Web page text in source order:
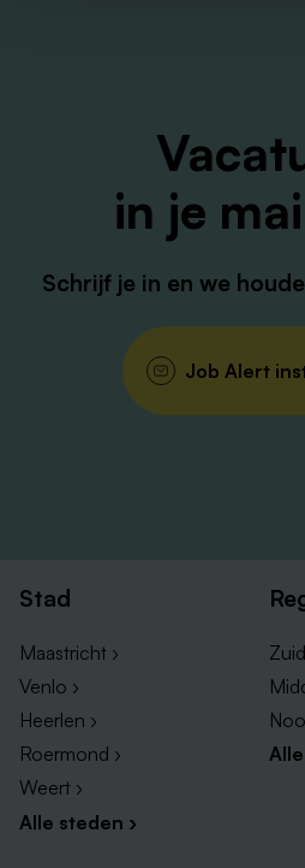
in je
Schrijf je in en we
Job Alert
Stad
Maastricht ›
Venlo ›
Heerlen ›
Roermond ›
Weert ›
Alle steden ›